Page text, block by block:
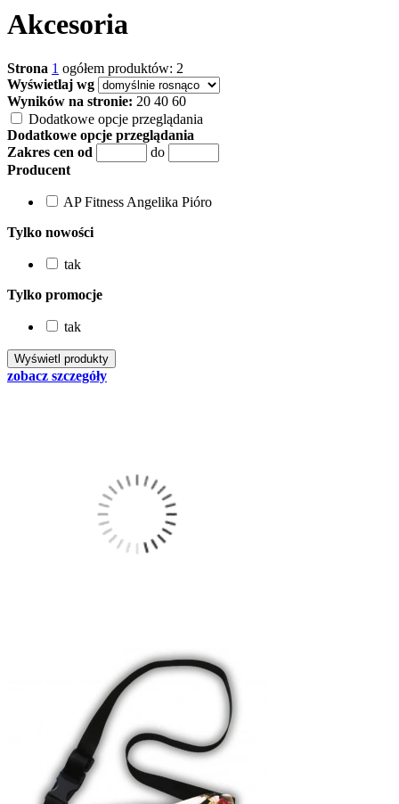
Akcesoria
Strona 1 ogółem produktów: 2
Wyświetlaj wg
Wyników na stronie: 20 40 60
Dodatkowe opcje przeglądania
Dodatkowe opcje przeglądania
Zakres cen od
do
Producent
AP Fitness Angelika Pióro
Tylko nowości
tak
Tylko promocje
tak
zobacz szczegóły